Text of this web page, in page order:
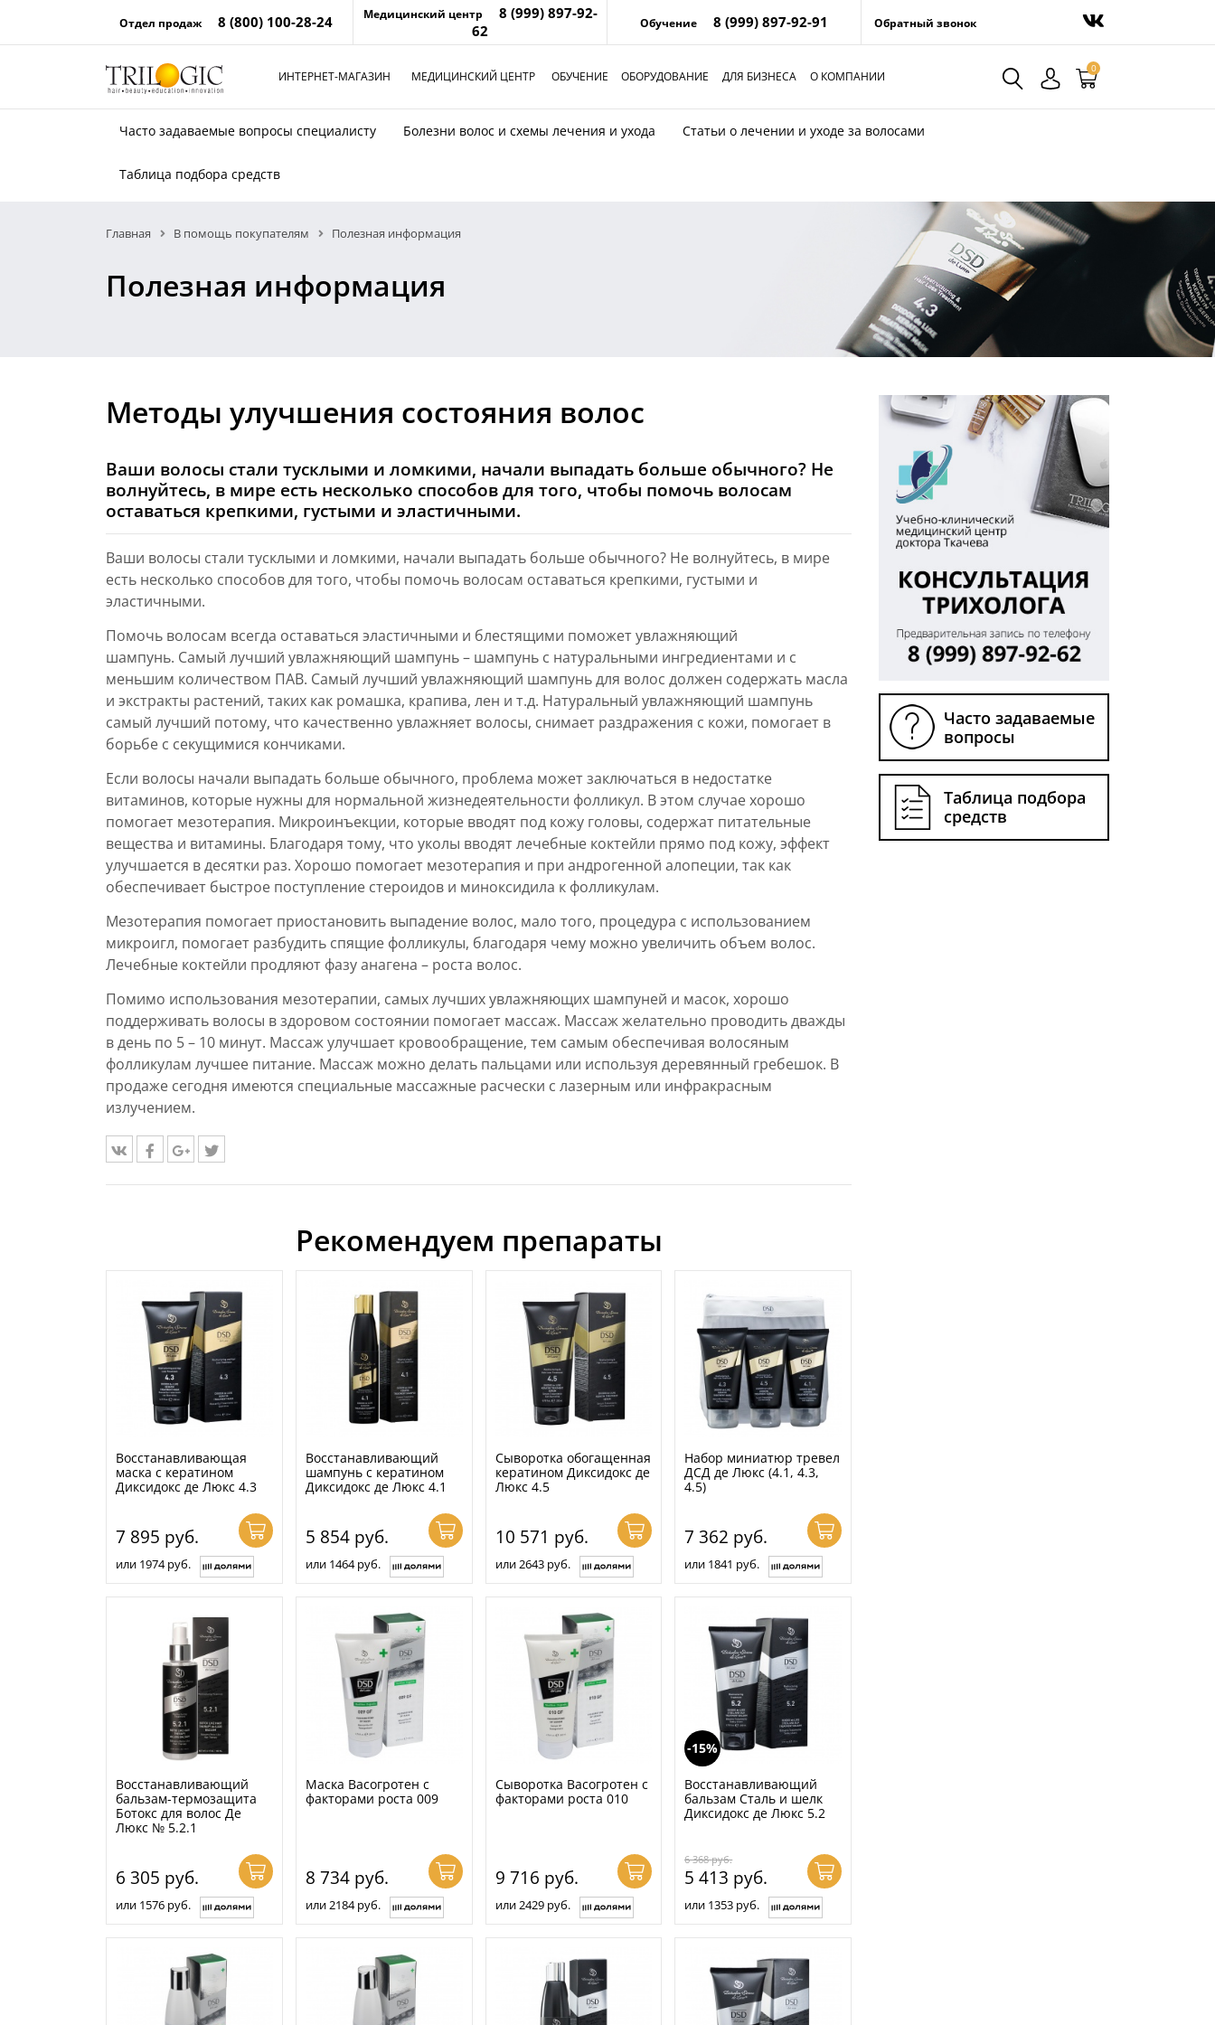
Отдел продаж 8 (800) 100-28-24 Медицинский центр
8 (999) 897-92-
62
Обучение 8 (999) 897-92-91 Обратный звонок
0
ИНТЕРНЕТ-МАГАЗИН МЕДИЦИНСКИЙ ЦЕНТР ОБУЧЕНИЕ ОБОРУДОВАНИЕ ДЛЯ БИЗНЕСА О КОМПАНИИ
Часто задаваемые вопросы специалисту Болезни волос и схемы лечения и ухода Статьи о лечении и уходе за волосами
Таблица подбора средств
Главная В помощь покупателям Полезная информация
Полезная информация
Методы улучшения состояния волос
Ваши волосы стали тусклыми и ломкими, начали выпадать больше обычного? Не
волнуйтесь, в мире есть несколько способов для того, чтобы помочь волосам
оставаться крепкими, густыми и эластичными.
Ваши волосы стали тусклыми и ломкими, начали выпадать больше обычного? Не волнуйтесь, в мире
есть несколько способов для того, чтобы помочь волосам оставаться крепкими, густыми и
эластичными.
Помочь волосам всегда оставаться эластичными и блестящими поможет увлажняющий
шампунь. Самый лучший увлажняющий шампунь – шампунь с натуральными ингредиентами и с
меньшим количеством ПАВ. Самый лучший увлажняющий шампунь для волос должен содержать масла
и экстракты растений, таких как ромашка, крапива, лен и т.д. Натуральный увлажняющий шампунь
самый лучший потому, что качественно увлажняет волосы, снимает раздражения с кожи, помогает в
борьбе с секущимися кончиками.
Если волосы начали выпадать больше обычного, проблема может заключаться в недостатке
витаминов, которые нужны для нормальной жизнедеятельности фолликул. В этом случае хорошо
помогает мезотерапия. Микроинъекции, которые вводят под кожу головы, содержат питательные
вещества и витамины. Благодаря тому, что уколы вводят лечебные коктейли прямо под кожу, эффект
улучшается в десятки раз. Хорошо помогает мезотерапия и при андрогенной алопеции, так как
обеспечивает быстрое поступление стероидов и миноксидила к фолликулам.
Мезотерапия помогает приостановить выпадение волос, мало того, процедура с использованием
микроигл, помогает разбудить спящие фолликулы, благодаря чему можно увеличить объем волос.
Лечебные коктейли продляют фазу анагена – роста волос.
Помимо использования мезотерапии, самых лучших увлажняющих шампуней и масок, хорошо
поддерживать волосы в здоровом состоянии помогает массаж. Массаж желательно проводить дважды
в день по 5 – 10 минут. Массаж улучшает кровообращение, тем самым обеспечивая волосяным
фолликулам лучшее питание. Массаж можно делать пальцами или используя деревянный гребешок. В
продаже сегодня имеются специальные массажные расчески с лазерным или инфракрасным
излучением.
Рекомендуем препараты
Восстанавливающая
маска с кератином
Диксидокс де Люкс 4.3
7 895 руб.
или 1974 руб.
Восстанавливающий
шампунь с кератином
Диксидокс де Люкс 4.1
5 854 руб.
или 1464 руб.
Сыворотка обогащенная
кератином Диксидокс де
Люкс 4.5
10 571 руб.
или 2643 руб.
Набор миниатюр тревел
ДСД де Люкс (4.1, 4.3,
4.5)
7 362 руб.
или 1841 руб.
Восстанавливающий
бальзам-термозащита
Ботокс для волос Де
Люкс № 5.2.1
6 305 руб.
или 1576 руб.
Маска Васогротен с
факторами роста 009
8 734 руб.
или 2184 руб.
Сыворотка Васогротен с
факторами роста 010
9 716 руб.
или 2429 руб.
-15%
Восстанавливающий
бальзам Сталь и шелк
Диксидокс де Люкс 5.2
6 368руб.
5 413 руб.
или 1353 руб.
Часто задаваемые
вопросы
Таблица подбора
средств